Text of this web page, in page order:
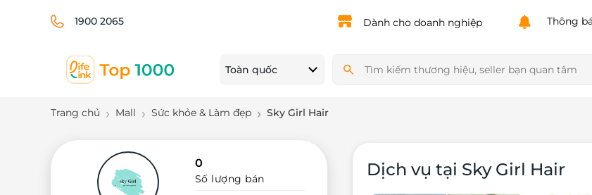
1900 2065 Dành cho doanh nghiệp Thông
Toàn quốc
Trang chủ Mall Sức khỏe & Làm đẹp Sky Girl Hair
0
Số lượng bán Dịch vụ tại Sky Girl Hair